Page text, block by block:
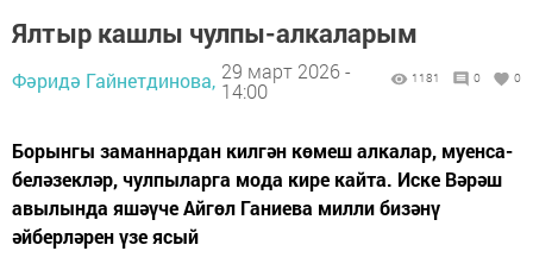
Ялтыр кашлы чулпы-алкаларым
Фәридә Гайнетдинова, 29 март 2026 -
14:00
1181 0 0
Борынгы заманнардан килгән көмеш алкалар, муенса-
беләзекләр, чулпыларга мода кире кайта. Иске Вәрәш
авылында яшәүче Айгөл Ганиева милли бизәнү
әйберләрен үзе ясый